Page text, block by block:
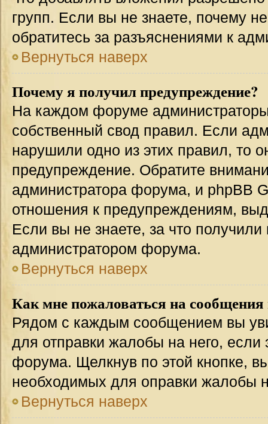
групп. Если вы не знаете, почему
обратитесь за разъяснениями к
Вернуться наверх
Почему я получил предупреждение?
На каждом форуме
собственный свод правил. Если
нарушили одно из этих правил, то
предупреждение. Обратите
администратора форума, и phpBB
отношения к предупреждениям,
Если вы не знаете, за что
администратором форума.
Вернуться наверх
Как мне пожаловаться на сообщения
Рядом с каждым сообщением вы
для отправки жалобы на него,
форума. Щелкнув по этой кнопке,
необходимых для оправки жалобы
Вернуться наверх